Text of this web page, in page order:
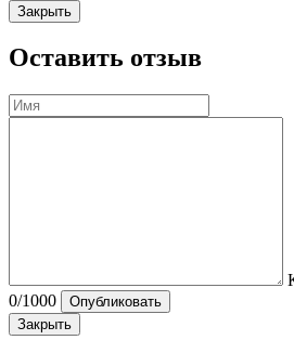
Закрыть
Оставить отзыв
0/1000
Опубликовать
Закрыть